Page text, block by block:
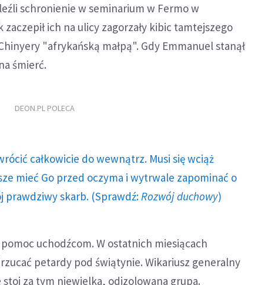
schronienie w seminarium w Fermo w
ich na ulicy zagorzały kibic tamtejszego
"afrykańską małpą". Gdy Emmanuel stanął
śmierć.
DEON.PL POLECA
całkowicie do wewnątrz. Musi się wciąż
mieć Go przed oczyma i wytrwale zapominać o
prawdziwy skarb. (Sprawdź: Rozwój duchowy)
uchodźcom. W ostatnich miesiącach
petardy pod świątynie. Wikariusz generalny
za tym niewielka, odizolowana grupa.